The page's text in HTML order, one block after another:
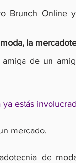
Brunch Online
la
de un
estás
mercado.
de